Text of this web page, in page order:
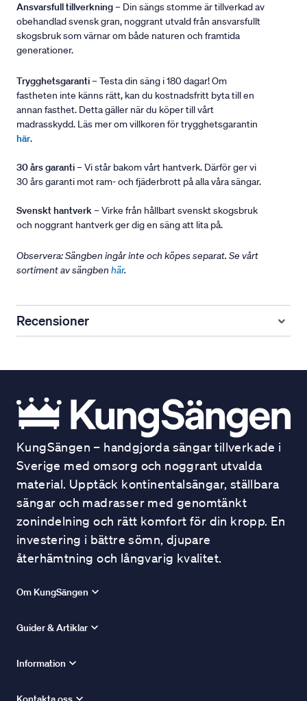
Ansvarsfull tillverkning– Din sängs stomme är tillverkad av
obehandlad svensk gran, noggrant utvald från ansvarsfullt
skogsbruk som värnar om både naturen och framtida
generationer.
Trygghetsgaranti– Testa din säng i 180 dagar! Om
fastheten inte känns rätt, kan du kostnadsfritt byta till en
annan fasthet. Detta gäller när du köper till vårt
madrasskydd. Läs mer om villkoren för trygghetsgarantin
här.
30 års garanti– Vi står bakom vårt hantverk. Därför ger vi
30 års garanti mot ram- och fjäderbrott på alla våra sängar.
Svenskt hantverk– Virke från hållbart svenskt skogsbruk
och noggrant hantverk ger dig en säng att lita på.
Observera: Sängben ingår inte och köpes separat. Se vårt
sortiment av sängben här.
Recensioner
KungSängen – handgjorda sängar tillverkade i
Sverige med omsorg och noggrant utvalda
material. Upptäck kontinentalsängar, ställbara
sängar och madrasser med genomtänkt
zonindelning och rätt komfort för din kropp. En
investering i bättre sömn, djupare
återhämtning och långvarig kvalitet.
Om KungSängen
Guider & Artiklar
Information